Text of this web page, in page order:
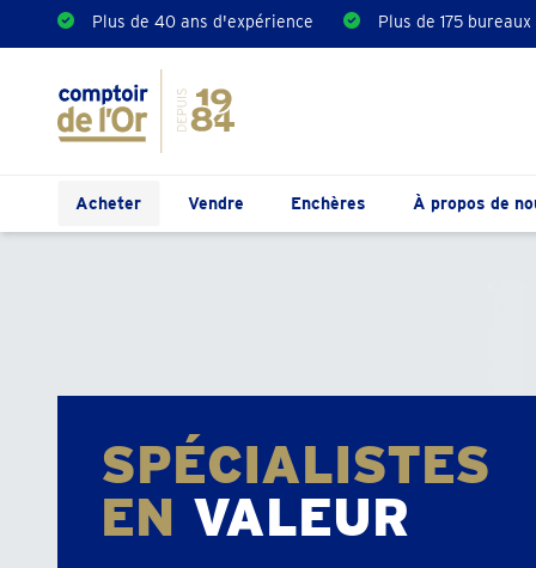
Plus de 40 ans d'expérience Plus de 175 bureaux
Acheter Vendre Enchères À propos de
SPÉCIALISTES
EN VALEUR